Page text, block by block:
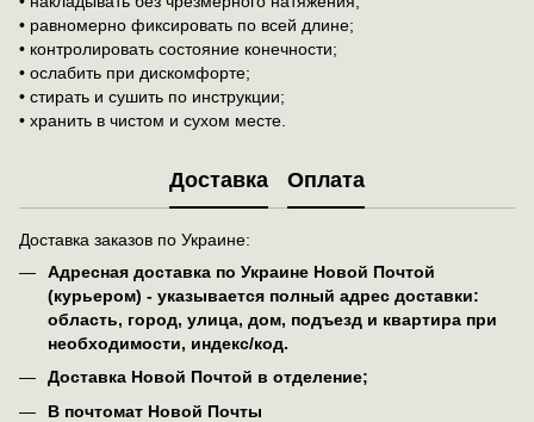
• равномерно фиксировать по всей длине;
• контролировать состояние конечности;
• ослабить при дискомфорте;
• стирать и сушить по инструкции;
• хранить в чистом и сухом месте.
Доставка Оплата
Доставка заказов по Украине:
Адресная доставка по Украине Новой Почтой
(курьером) - указывается полный адрес доставки:
область, город, улица, дом, подъезд и квартира при
необходимости, индекс/код.
Доставка Новой Почтой в отделение;
В почтомат Новой Почты